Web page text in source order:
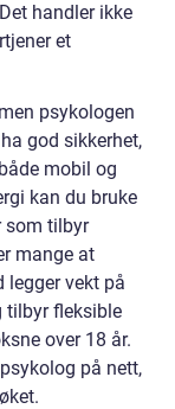
handler ikke
et
psykologen
god sikkerhet,
mobil og
kan du bruke
som tilbyr
mange at
legger vekt på
tilbyr fleksible
over 18 år.
på nett,